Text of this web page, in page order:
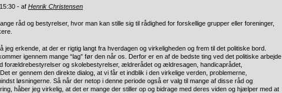
- af Henrik Christensen
råd og bestyrelser, hvor man kan stille sig til rådighed for forskellige grupper eller foreninger,
jeg erkende, at der er rigtig langt fra hverdagen og virkeligheden og frem til det politiske bord.
igennem mange “lag” før den når os. Derfor er en af de bedste ting ved det politiske arbejde
forældrebestyrelser og skolebestyrelser, ældrerådet og ældresagen, handicaprådet,
er gennem den direkte dialog, at vi får et indblik i den virkelige verden, problemerne,
løsningerne. Så når der netop i denne periode også er valg til mange af disse råd og
håber jeg virkelig, at det er mange der stiller op og bidrage med deres viden og hjælper med at